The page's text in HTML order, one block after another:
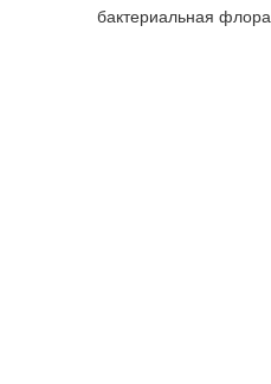
бактериальная флора.